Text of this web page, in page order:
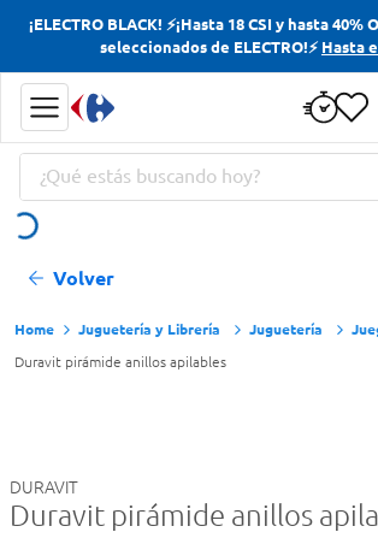
¡ELECTRO BLACK! ⚡¡Hasta 18 CSI y hasta
seleccionados de ELECTRO!⚡ Hasta
¿Qué estás buscando hoy?
Volver
Juguetería y Librería Juguetería
Duravit pirámide anillos apilables
DURAVIT
Duravit pirámide anillos
Términos más buscados
Yerba
Cerveza
Doves
Términos más buscados
Yerba
Cerveza
Doves
Jabon Tocador